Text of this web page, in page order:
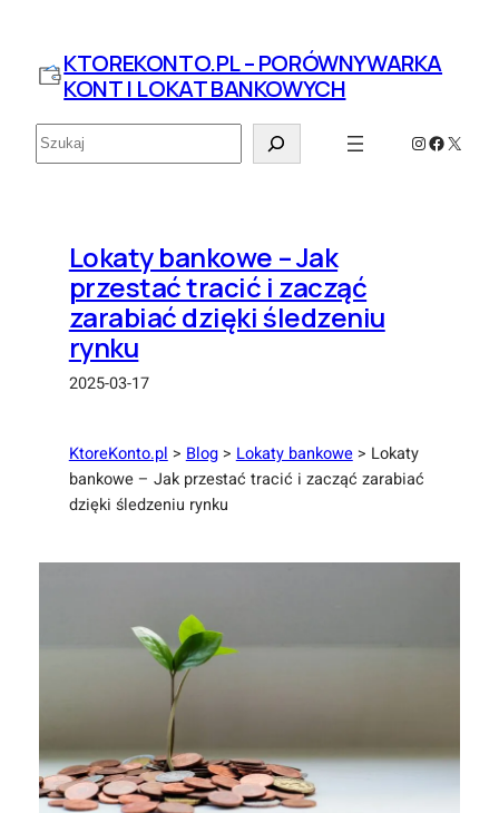
treści
KTOREKONTO.PL – PORÓWNYWARKA
KONT I LOKAT BANKOWYCH
Szukaj Instagram
X
Lokaty bankowe – Jak
przestać tracić i zacząć
zarabiać dzięki śledzeniu
rynku
2025-03-17
KtoreKonto.pl > Blog> Lokaty bankowe> Lokaty
bankowe – Jak przestać tracić i zacząć zarabiać
dzięki śledzeniu rynku